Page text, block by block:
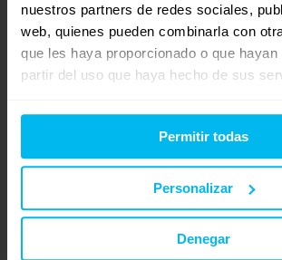
nuestros partners de redes sociales,
web, quienes pueden combinarla con
que les haya proporcionado o que hayan
partir del uso que haya hecho de sus
Permitir todas
Personalizar
Denegar
http://www.Maxcolchon.com
Mostrando 1 respuesta al debate
Nombre (obligatorio):